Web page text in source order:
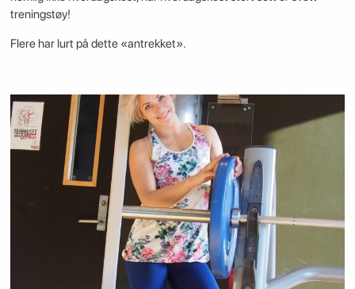
treningstøy!
Flere har lurt på dette «antrekket».